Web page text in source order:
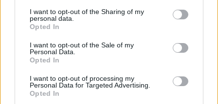
I want to opt-out of the Sharing of my
personal data.
Opted In
I want to opt-out of the Sale of my
Personal Data.
Opted In
I want to opt-out of processing my
Personal Data for Targeted Advertising.
Opted In
Χρήστος Δάντης: «Συνάδελφοι
προσπαθούν να ξεχάσουν ότι
ΧΤΕΣ
μουσικής, 22 χρόνια μετά τη νίκη της
Ελλάδας στη Eurovision.